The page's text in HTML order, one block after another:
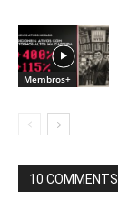
Membros+
10 COMMENTS